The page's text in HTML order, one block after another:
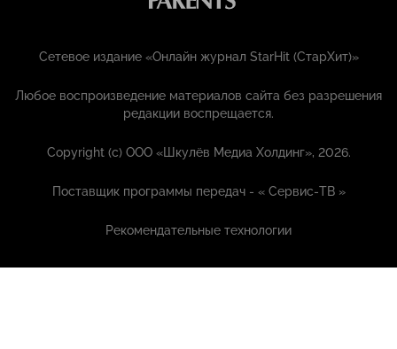
Сетевое издание «Онлайн журнал StarHit (СтарХит)»
Любое воспроизведение материалов сайта без разрешения
редакции воспрещается.
Copyright (с) ООО «Шкулёв Медиа Холдинг», 2026.
Поставщик программы передач - «Сервис-ТВ »
Рекомендательные технологии